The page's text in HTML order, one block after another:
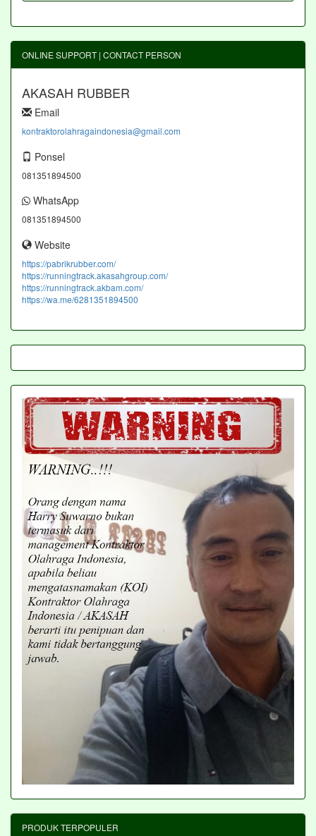
ONLINE SUPPORT | CONTACT PERSON
AKASAH RUBBER
Email
kontraktorolahragaindonesia@gmail.com
Ponsel
081351894500
WhatsApp
081351894500
Website
https://pabrikrubber.com/
https://runningtrack.akasahgroup.com/
https://runningtrack.akbam.com/
https://wa.me/6281351894500
PRODUK TERPOPULER